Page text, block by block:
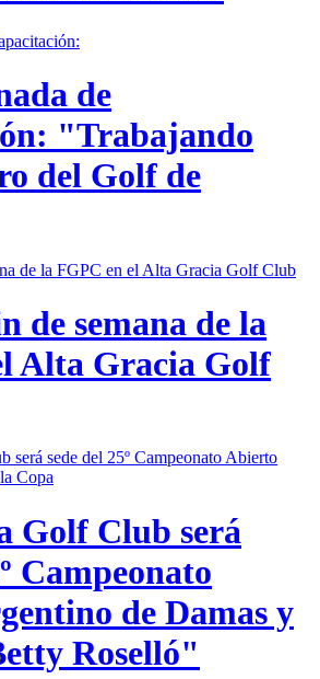
de
"Trabajando
del Golf de
de semana de la
Alta Gracia Golf
Golf Club será
Campeonato
de Damas y
Roselló"